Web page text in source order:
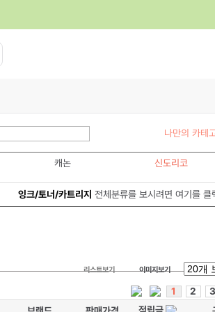
나만의 카테
캐논 신도리코
잉크/토너/카트리지 전체분류를 보시려면 여기를 클
리스트보기 이미지보기
1 2
3